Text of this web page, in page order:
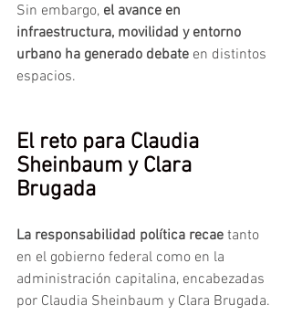
Sin embargo, el avance en
infraestructura, movilidad y entorno
urbano ha generado debate en distintos
espacios.
El reto para Claudia
Sheinbaum y Clara
Brugada
La responsabilidad política recae tanto
en el gobierno federal como en la
administración capitalina, encabezadas
por Claudia Sheinbaum y Clara Brugada.